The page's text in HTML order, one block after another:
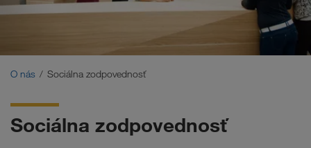
Compliance
O nás Sociálna zodpovednosť
Sociálna zodpovednosť